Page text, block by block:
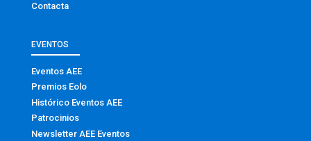
Contacta
EVENTOS
Eventos AEE
Premios Eolo
Histórico Eventos AEE
Patrocinios
Newsletter AEE Eventos